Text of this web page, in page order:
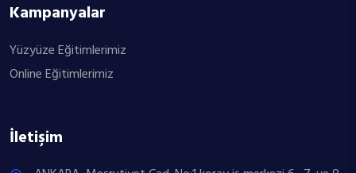
Kampanyalar
Yüzyüze Eğitimlerimiz
Online Eğitimlerimiz
İletişim